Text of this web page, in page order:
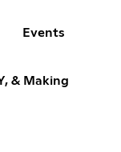
Events
& Making